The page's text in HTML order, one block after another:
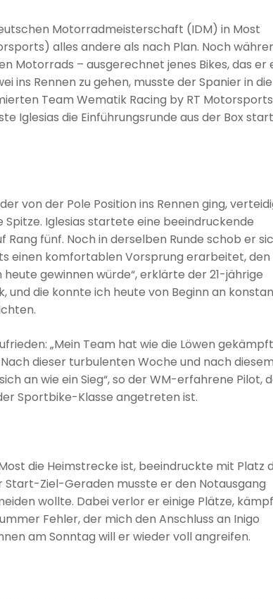
Motorradmeisterschaft (IDM) in Most
alles andere als nach Plan. Noch
Motorrads – ausgerechnet jenes Bikes, das er
Rennen zu gehen, musste der Spanier in die
Team Wematik Racing by RT
Iglesias die Einführungsrunde aus der Box
von der Pole Position ins Rennen ging,
Iglesias startete eine beeindruckende
fünf. Noch in derselben Runde schob er
einen komfortablen Vorsprung erarbeitet,
heute gewinnen würde“, erklärte der 21-jährige
und die konnte ich heute von Beginn an
„Mein Team hat wie die Löwen
dieser turbulenten Woche und nach diesem
an wie ein Sieg“, so der WM-erfahrene Pilot,
Sportbike-Klasse angetreten ist.
die Heimstrecke ist, beeindruckte mit Platz
Ziel-Geraden musste er den Notausgang
wollte. Dabei verlor er einige Plätze,
Fehler, der mich den Anschluss an Inigo
am Sonntag will er wieder voll angreifen.